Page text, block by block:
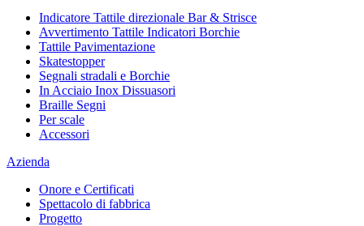
Indicatore Tattile direzionale Bar & Strisce
Avvertimento Tattile Indicatori Borchie
Tattile Pavimentazione
Skatestopper
Segnali stradali e Borchie
In Acciaio Inox Dissuasori
Braille Segni
Per scale
Accessori
Azienda
Onore e Certificati
Spettacolo di fabbrica
Progetto